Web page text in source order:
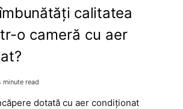
calitatea
o cameră cu aer
minute read
dotată cu aer condiționat